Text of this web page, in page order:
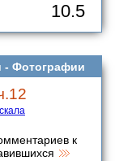
10.5
- Фотографии
скала
к